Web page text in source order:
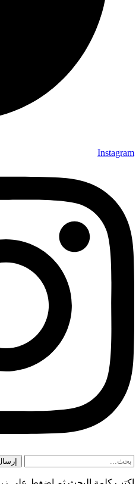
Instagram
إرسال